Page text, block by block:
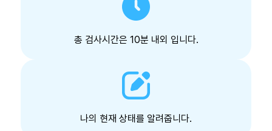
총 검사시간은 10분 내외 입니다.
나의 현재 상태를 알려줍니다.